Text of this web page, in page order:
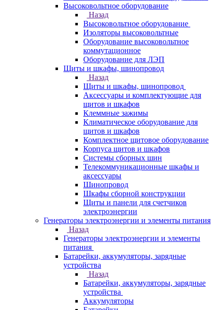
Высоковольтное оборудование
Назад
Высоковольтное оборудование
Изоляторы высоковольтные
Оборудование высоковольтное
коммутационное
Оборудование для ЛЭП
Щиты и шкафы, шинопровод
Назад
Щиты и шкафы, шинопровод
Аксессуары и комплектующие для
щитов и шкафов
Клеммные зажимы
Климатическое оборудование для
щитов и шкафов
Комплектное щитовое оборудование
Корпуса щитов и шкафов
Системы сборных шин
Телекоммуникационные шкафы и
аксессуары
Шинопровод
Шкафы сборной конструкции
Щиты и панели для счетчиков
электроэнергии
Генераторы электроэнергии и элементы питания
Назад
Генераторы электроэнергии и элементы
питания
Батарейки, аккумуляторы, зарядные
устройства
Назад
Батарейки, аккумуляторы, зарядные
устройства
Аккумуляторы